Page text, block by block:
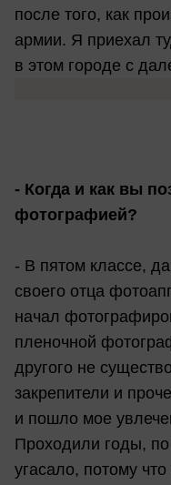
после того, как
армии. Я приехал
в этом городе с
- Когда и как вы
фотографией?
- В пятом классе,
своего отца
начал
пленочной
другого не
закрепители и
и пошло мое
Проходили годы,
угасало, потому